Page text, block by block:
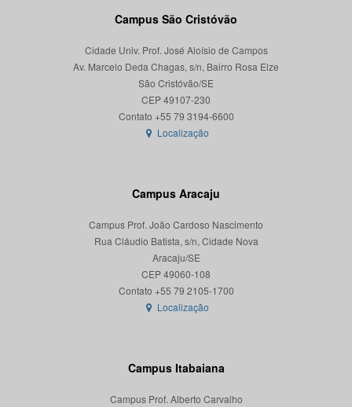
Campus São Cristóvão
Cidade Univ. Prof. José Aloísio de Campos
Av. Marcelo Deda Chagas, s/n, Bairro Rosa Elze
São Cristóvão/SE
CEP 49107-230
Localização
Campus Aracaju
Campus Prof. João Cardoso Nascimento
Rua Cláudio Batista, s/n, Cidade Nova
Aracaju/SE
CEP 49060-108
Localização
Campus Itabaiana
Campus Prof. Alberto Carvalho